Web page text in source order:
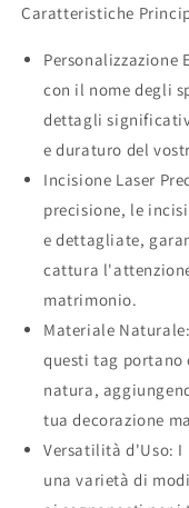
con
laser
senza
cordino
con
Caratteristiche
Personalizzazione
con il nome degli
dettagli
e duraturo del
Incisione Laser
precisione, le
e dettagliate,
cattura
matrimonio.
Materiale
questi tag portano
natura,
tua decorazione
Versatilità d'Uso: I
una varietà di